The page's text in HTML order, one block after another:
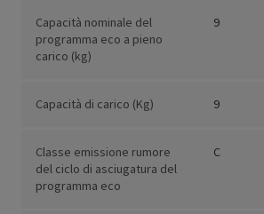
Capacità nominale del
programma eco a pieno
carico (kg)
9
Capacità di carico (Kg) 9
Classe emissione rumore
del ciclo di asciugatura del
programma eco
C